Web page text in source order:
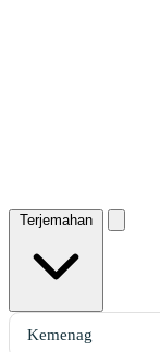
Terjemahan